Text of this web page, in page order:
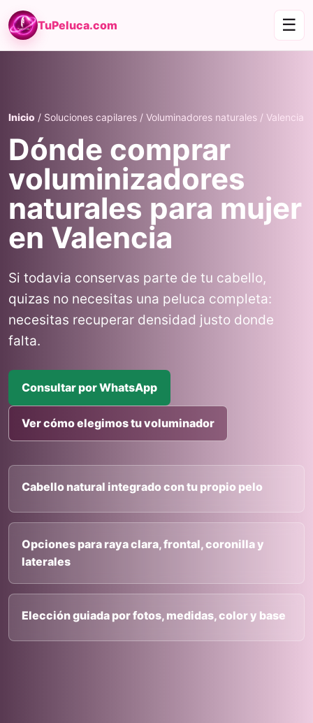
TuPeluca.com ☰
Inicio / Soluciones capilares / Voluminadores naturales / Valencia
Dónde comprar
voluminizadores
naturales para mujer
en Valencia
Si todavia conservas parte de tu cabello,
quizas no necesitas una peluca completa:
necesitas recuperar densidad justo donde
falta.
Consultar por WhatsApp
Ver cómo elegimos tu voluminador
Cabello natural integrado con tu propio pelo
Opciones para raya clara, frontal, coronilla y
laterales
Elección guiada por fotos, medidas, color y base